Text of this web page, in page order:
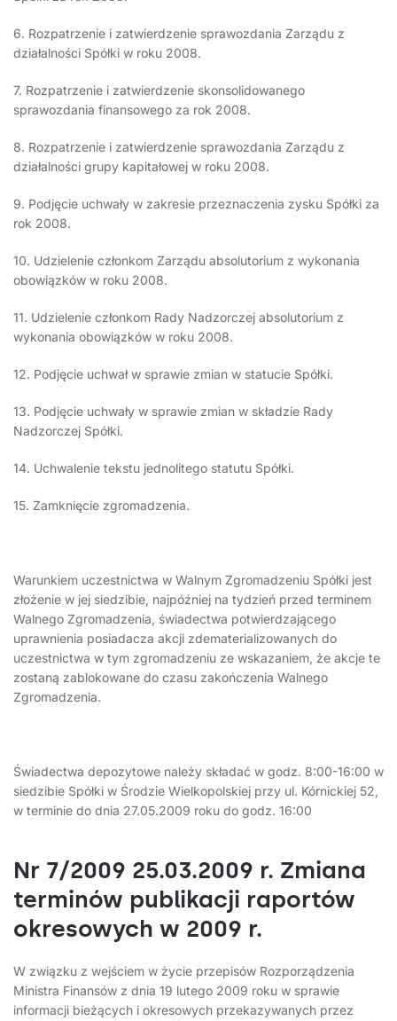
6. Rozpatrzenie i zatwierdzenie sprawozdania Zarządu z
działalności Spółki w roku 2008.
7. Rozpatrzenie i zatwierdzenie skonsolidowanego
sprawozdania finansowego za rok 2008.
8. Rozpatrzenie i zatwierdzenie sprawozdania Zarządu z
działalności grupy kapitałowej w roku 2008.
9. Podjęcie uchwały w zakresie przeznaczenia zysku Spółki za
rok 2008.
10. Udzielenie członkom Zarządu absolutorium z wykonania
obowiązków w roku 2008.
11. Udzielenie członkom Rady Nadzorczej absolutorium z
wykonania obowiązków w roku 2008.
12. Podjęcie uchwał w sprawie zmian w statucie Spółki.
13. Podjęcie uchwały w sprawie zmian w składzie Rady
Nadzorczej Spółki.
14. Uchwalenie tekstu jednolitego statutu Spółki.
15. Zamknięcie zgromadzenia.
Warunkiem uczestnictwa w Walnym Zgromadzeniu Spółki jest
złożenie w jej siedzibie, najpóźniej na tydzień przed terminem
Walnego Zgromadzenia, świadectwa potwierdzającego
uprawnienia posiadacza akcji zdematerializowanych do
uczestnictwa w tym zgromadzeniu ze wskazaniem, że akcje te
zostaną zablokowane do czasu zakończenia Walnego
Zgromadzenia.
Świadectwa depozytowe należy składać w godz. 8:00-16:00 w
siedzibie Spółki w Środzie Wielkopolskiej przy ul. Kórnickiej 52,
w terminie do dnia 27.05.2009 roku do godz. 16:00
Nr 7/2009 25.03.2009 r. Zmiana
terminów publikacji raportów
okresowych w 2009 r.
W związku z wejściem w życie przepisów Rozporządzenia
Ministra Finansów z dnia 19 lutego 2009 roku w sprawie
informacji bieżących i okresowych przekazywanych przez